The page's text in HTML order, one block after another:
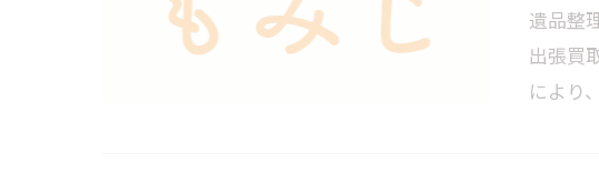
遺品整
出張買
により